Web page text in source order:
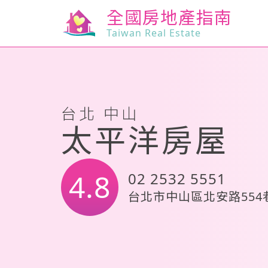
全國房地產指南
Taiwan Real Estate
台北 中山
太平洋房屋
4.8 02 2532 5551
台北市中山區北安路554